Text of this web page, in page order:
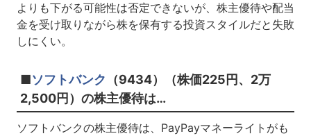
よりも下がる可能性は否定できないが、株主優待や配当
金を受け取りながら株を保有する投資スタイルだと失敗
しにくい。
■ソフトバンク （9434）（株価225円、2万
2,500円）の株主優待は…
ソフトバンクの株主優待は、PayPayマネーライトがも